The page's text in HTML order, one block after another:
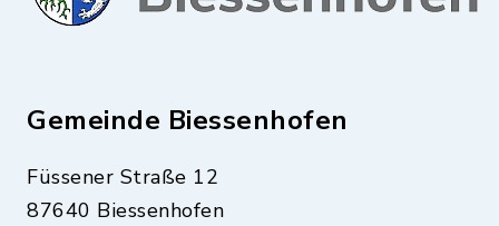
Gemeinde Biessenhofen
Füssener Straße 12
87640 Biessenhofen